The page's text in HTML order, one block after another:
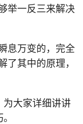
举一反三来解决
息万变的，完全
了其中的原理，
为大家详细讲讲